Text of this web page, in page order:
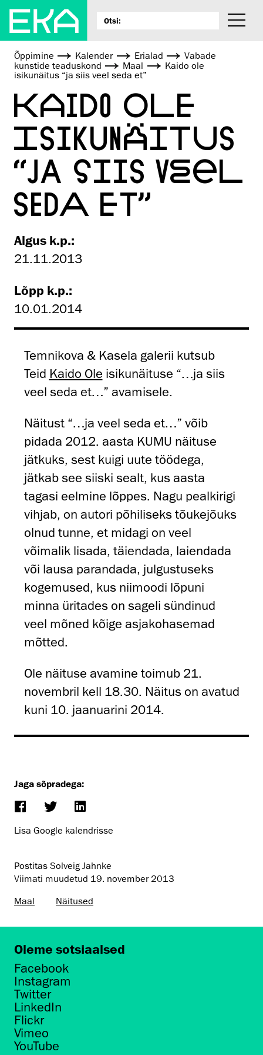
Õppimine Kalender Erialad
Vabade
kunstide teaduskond
Maal
Kaido ole
isikunäitus “ja siis veel seda et”
KAIDO OLE
ISIKUNÄITUS
“JA SIIS VEEL
SEDA ET”
Algus k.p.:
21.11.2013
Lõpp k.p.:
10.01.2014
Temnikova & Kasela galerii kutsub
Teid Kaido Ole isikunäituse “…ja siis
veel seda et…” avamisele.
Näitust “…ja veel seda et…” võib
pidada 2012. aasta KUMU näituse
jätkuks, sest kuigi uute töödega,
jätkab see siiski sealt, kus aasta
tagasi eelmine lõppes. Nagu pealkirigi
vihjab, on autori põhiliseks tõukejõuks
olnud tunne, et midagi on veel
võimalik lisada, täiendada, laiendada
või lausa parandada, julgustuseks
kogemused, kus niimoodi lõpuni
minna üritades on sageli sündinud
veel mõned kõige asjakohasemad
mõtted.
Ole näituse avamine toimub 21.
novembril kell 18.30. Näitus on avatud
kuni 10. jaanuarini 2014.
Jaga sõpradega:
Lisa Google kalendrisse
Postitas Solveig Jahnke
Viimati muudetud 19. november 2013
Maal
Näitused
Oleme sotsiaalsed
Facebook
Instagram
Twitter
LinkedIn
Flickr
Vimeo
YouTube